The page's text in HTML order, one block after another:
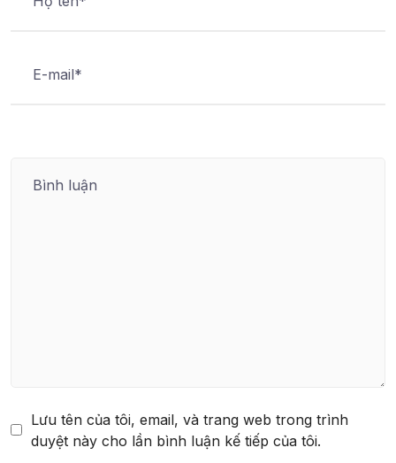
Lưu tên của tôi, email, và trang web trong trình
duyệt này cho lần bình luận kế tiếp của tôi.